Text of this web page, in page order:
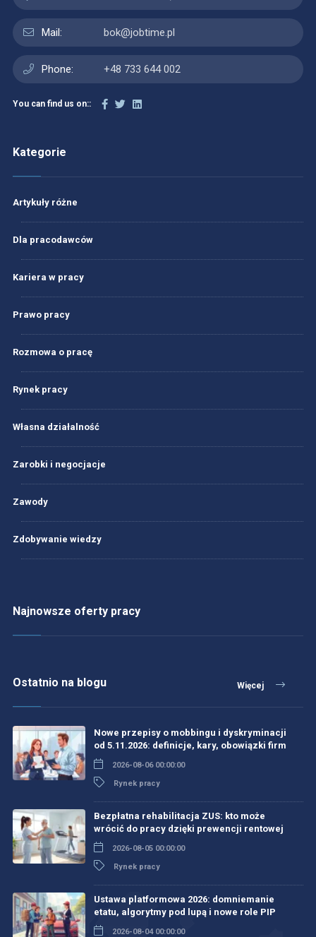
Mail: bok@jobtime.pl
Phone: +48 733 644 002
You can find us on::
Kategorie
Artykuły różne
Dla pracodawców
Kariera w pracy
Prawo pracy
Rozmowa o pracę
Rynek pracy
Własna działalność
Zarobki i negocjacje
Zawody
Zdobywanie wiedzy
Najnowsze oferty pracy
Ostatnio na blogu Więcej
Nowe przepisy o mobbingu i dyskryminacji
od 5.11.2026: definicje, kary, obowiązki firm
2026-08-06 00:00:00
Rynek pracy
Bezpłatna rehabilitacja ZUS: kto może
wrócić do pracy dzięki prewencji rentowej
2026-08-05 00:00:00
Rynek pracy
Ustawa platformowa 2026: domniemanie
etatu, algorytmy pod lupą i nowe role PIP
2026-08-04 00:00:00